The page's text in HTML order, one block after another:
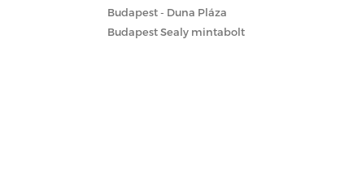
Budapest - Duna Pláza
Budapest Sealy mintabolt